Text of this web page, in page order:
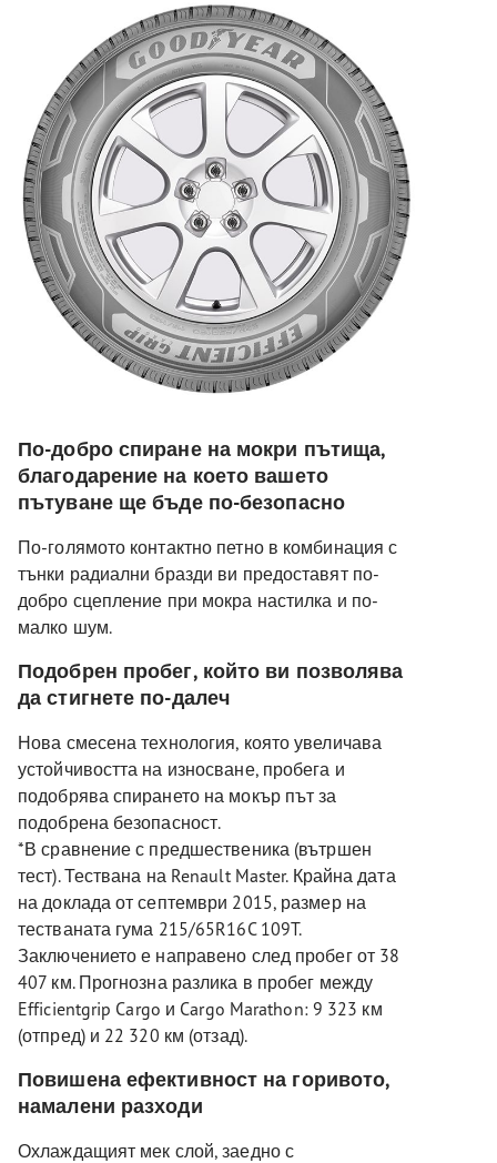
По-добро спиране на мокри пътища,
благодарение на което вашето
пътуване ще бъде по-безопасно
По-голямото контактно петно в комбинация с
тънки радиални бразди ви предоставят по-
добро сцепление при мокра настилка и по-
малко шум.
Подобрен пробег, който ви позволява
да стигнете по-далеч
Нова смесена технология, която увеличава
устойчивостта на износване, пробега и
подобрява спирането на мокър път за
подобрена безопасност.
*В сравнение с предшественика (вътршен
тест). Тествана на Renault Master. Крайна дата
на доклада от септември 2015, размер на
тестваната гума 215/65R16C 109T.
Заключението е направено след пробег от 38
407 км. Прогнозна разлика в пробег между
Efficientgrip Cargo и Cargo Marathon: 9 323 км
(отпред) и 22 320 км (отзад).
Повишена ефективност на горивото,
намалени разходи
Охлаждащият мек слой, заедно с